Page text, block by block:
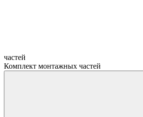
частей
Комплект монтажных частей